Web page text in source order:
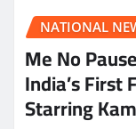
NATIONAL
Me No
India’s First
Starring